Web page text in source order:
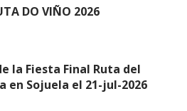
DO VIÑO 2026
la Fiesta Final Ruta del
en Sojuela el 21-jul-2026